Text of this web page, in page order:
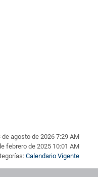
agosto de 2026 7:29 AM
febrero de 2025 10:01 AM
Calendario Vigente